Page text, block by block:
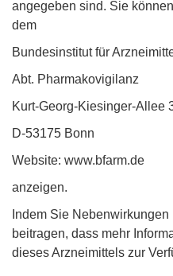
angegeben sind. Sie
dem
Bundesinstitut für
Abt. Pharmakovigilanz
Kurt-Georg-Kiesinger-Allee
D-53175 Bonn
Website: www.bfarm.de
anzeigen.
Indem Sie
beitragen, dass mehr
dieses Arzneimittels zur